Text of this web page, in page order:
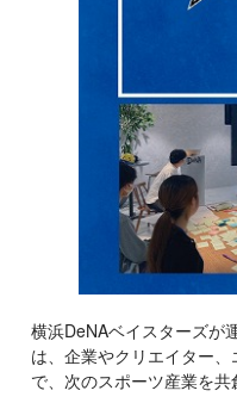
横浜DeNAベイスターズが
は、企業やクリエイター
で、次のスポーツ産業を共